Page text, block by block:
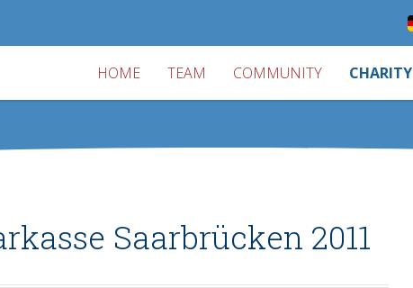
HOME TEAM COMMUNITY CHARITY
Saarbrücken 2011